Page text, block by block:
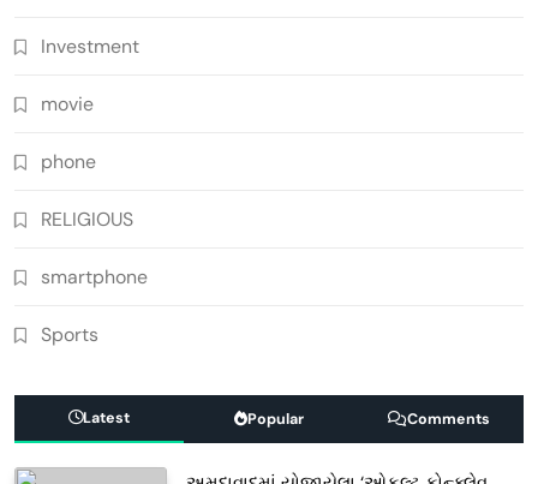
Investment
movie
phone
RELIGIOUS
smartphone
Sports
Latest Popular Comments